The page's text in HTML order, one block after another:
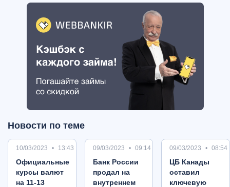
Новости по теме
10/03/2023 13:43
Oфициальные
курсы валют
на 11-13
09/03/2023 09:14
Банк России
продал на
внутреннем
09/03/2023 08:54
ЦБ Канады
оставил
ключевую